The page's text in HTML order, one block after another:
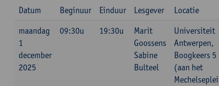
Datum Beginuur Einduur Lesgever
Locatie
maandag
1
december
2025
09:30u 19:30u
Marit
Goossens
Sabine
Bulteel
Universiteit
Antwerpen,
Boogkeers 5
(aan het